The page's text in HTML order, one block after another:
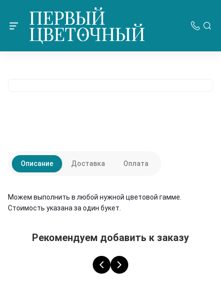
Описание
Можем выполнить в любой нужной цветовой гамме.
Стоимость указана за один букет.
Доставка Оплата
Рекомендуем добавить к заказу